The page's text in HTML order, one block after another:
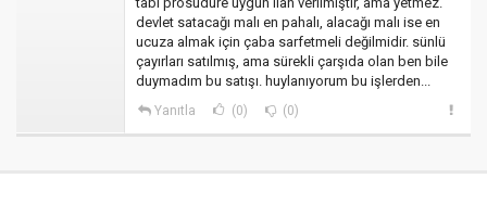
devlet satacağı malı en pahalı, alacağı malı ise en
ucuza almak için çaba sarfetmeli değilmidir. sünlü
çayırları satılmış, ama sürekli çarşıda olan ben bile
duymadım bu satışı. huylanıyorum bu işlerden...
Yanıtla (0) (0)